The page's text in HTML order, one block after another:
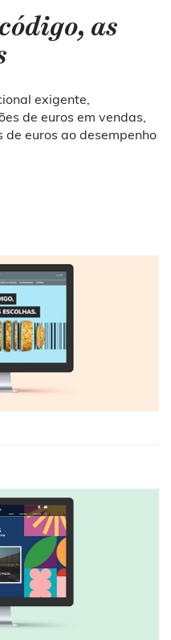
as
exigente,
de euros em vendas,
de euros ao desempenho